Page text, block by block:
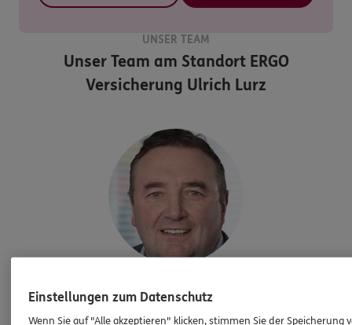
UNSER TEAM
Unser Team am StandortERGO
Versicherung Ulrich Lurz
Ulrich Lurz
Einstellungen zum Datenschutz
Wenn Sie auf "Alle akzeptieren" klicken, stimmen Sie der Speicherung